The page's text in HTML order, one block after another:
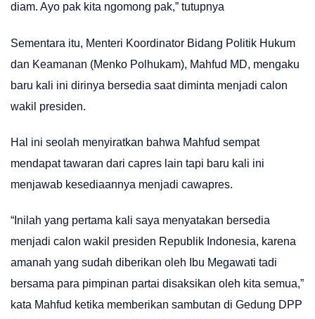
diam. Ayo pak kita ngomong pak,” tutupnya
Sementara itu, Menteri Koordinator Bidang Politik Hukum
dan Keamanan (Menko Polhukam), Mahfud MD, mengaku
baru kali ini dirinya bersedia saat diminta menjadi calon
wakil presiden.
Hal ini seolah menyiratkan bahwa Mahfud sempat
mendapat tawaran dari capres lain tapi baru kali ini
menjawab kesediaannya menjadi cawapres.
“Inilah yang pertama kali saya menyatakan bersedia
menjadi calon wakil presiden Republik Indonesia, karena
amanah yang sudah diberikan oleh Ibu Megawati tadi
bersama para pimpinan partai disaksikan oleh kita semua,”
kata Mahfud ketika memberikan sambutan di Gedung DPP